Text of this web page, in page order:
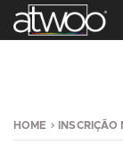
HOME